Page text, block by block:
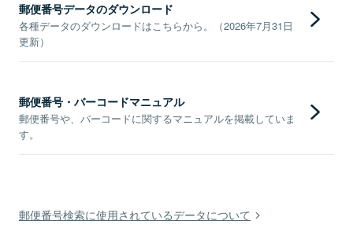
郵便番号データのダウンロード
各種データのダウンロードはこちらから。（2026年7月31日
更新）
郵便番号・バーコードマニュアル
郵便番号や、バーコードに関するマニュアルを掲載していま
す。
郵便番号検索に使用されているデータについて